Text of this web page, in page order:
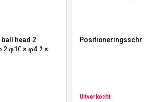
head 2
×
Uitverkocht